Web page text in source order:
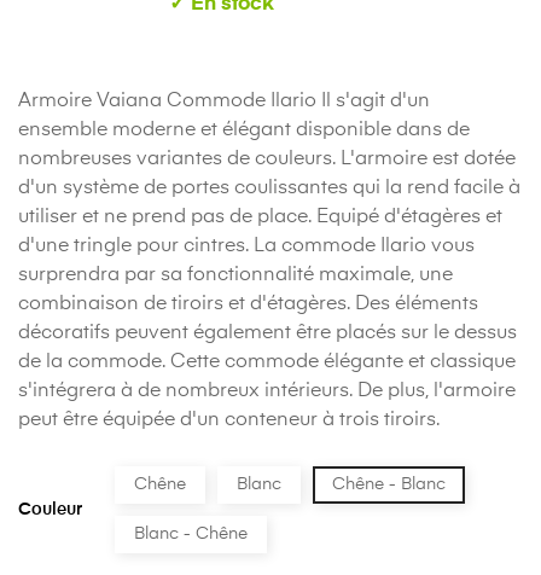
Armoire Vaiana Commode Ilario Il s'agit d'un
ensemble moderne et élégant disponible dans de
nombreuses variantes de couleurs. L'armoire est dotée
d'un système de portes coulissantes qui la rend facile à
utiliser et ne prend pas de place. Equipé d'étagères et
d'une tringle pour cintres. La commode Ilario vous
surprendra par sa fonctionnalité maximale, une
combinaison de tiroirs et d'étagères. Des éléments
décoratifs peuvent également être placés sur le dessus
de la commode. Cette commode élégante et classique
s'intégrera à de nombreux intérieurs. De plus, l'armoire
peut être équipée d'un conteneur à trois tiroirs.
Couleur
Chêne Blanc Chêne - Blanc
Blanc - Chêne